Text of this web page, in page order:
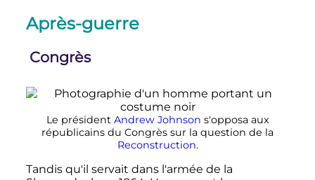
Après-guerre
Congrès
Le président Andrew Johnson s'opposa aux
républicains du Congrès sur la question de la
Reconstruction.
Tandis qu'il servait dans l'armée de la